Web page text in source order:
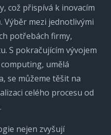
což přispívá k inovacím
Výběr mezi jednotlivými
potřebách firmy,
S pokračujícím vývojem
umělá
se můžeme těšit na
celého procesu od
nejen zvyšují